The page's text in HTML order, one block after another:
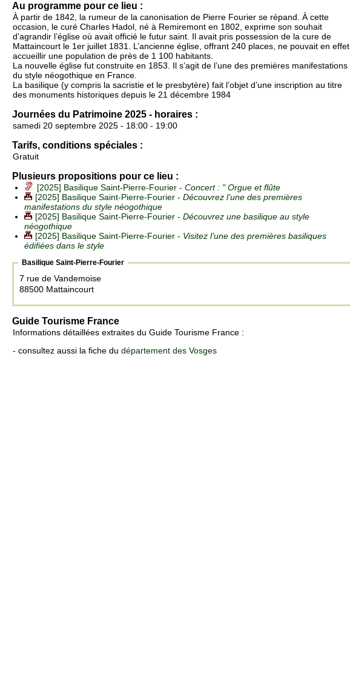
Au programme pour ce lieu :
À partir de 1842, la rumeur de la canonisation de Pierre Fourier se répand. À cette
occasion, le curé Charles Hadol, né à Remiremont en 1802, exprime son souhait
d’agrandir l’église où avait officié le futur saint. Il avait pris possession de la cure de
Mattaincourt le 1er juillet 1831. L’ancienne église, offrant 240 places, ne pouvait en effet
accueillir une population de près de 1 100 habitants.
La nouvelle église fut construite en 1853. Il s’agit de l’une des premières manifestations
du style néogothique en France.
La basilique (y compris la sacristie et le presbytère) fait l’objet d’une inscription au titre
des monuments historiques depuis le 21 décembre 1984
Journées du Patrimoine 2025 - horaires :
samedi 20 septembre 2025 - 18:00 - 19:00
Tarifs, conditions spéciales :
Gratuit
Plusieurs propositions pour ce lieu :
[2025] Basilique Saint-Pierre-Fourier - Concert : " Orgue et flûte
[2025] Basilique Saint-Pierre-Fourier - Découvrez l’une des premières
manifestations du style néogothique
[2025] Basilique Saint-Pierre-Fourier - Découvrez une basilique au style
néogothique
[2025] Basilique Saint-Pierre-Fourier - Visitez l’une des premières basiliques
édifiées dans le style
Basilique Saint-Pierre-Fourier
7 rue de Vandemoise
88500 Mattaincourt
Guide Tourisme France
Informations détaillées extraites du Guide Tourisme France :
- consultez aussi la fiche du département des Vosges